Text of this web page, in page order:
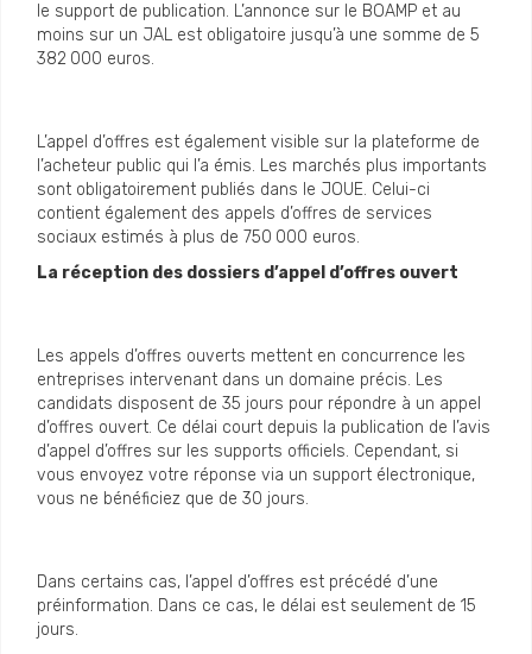
le support de publication. L’annonce sur le BOAMP et au
moins sur un JAL est obligatoire jusqu’à une somme de 5
382 000 euros.
L’appel d’offres est également visible sur la plateforme de
l’acheteur public qui l’a émis. Les marchés plus importants
sont obligatoirement publiés dans le JOUE. Celui-ci
contient également des appels d’offres de services
sociaux estimés à plus de 750 000 euros.
La réception des dossiers d’appel d’offres ouvert
Les appels d’offres ouverts mettent en concurrence les
entreprises intervenant dans un domaine précis. Les
candidats disposent de 35 jours pour répondre à un appel
d’offres ouvert. Ce délai court depuis la publication de l’avis
d’appel d’offres sur les supports officiels. Cependant, si
vous envoyez votre réponse via un support électronique,
vous ne bénéficiez que de 30 jours.
Dans certains cas, l’appel d’offres est précédé d’une
préinformation. Dans ce cas, le délai est seulement de 15
jours.